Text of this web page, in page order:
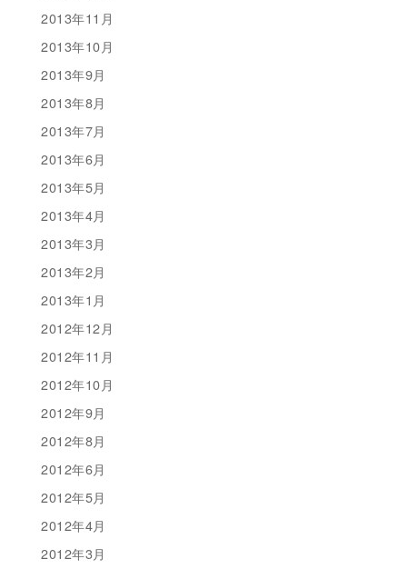
2013年11月
2013年10月
2013年9月
2013年8月
2013年7月
2013年6月
2013年5月
2013年4月
2013年3月
2013年2月
2013年1月
2012年12月
2012年11月
2012年10月
2012年9月
2012年8月
2012年6月
2012年5月
2012年4月
2012年3月